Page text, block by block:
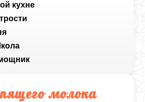
кухне
молока